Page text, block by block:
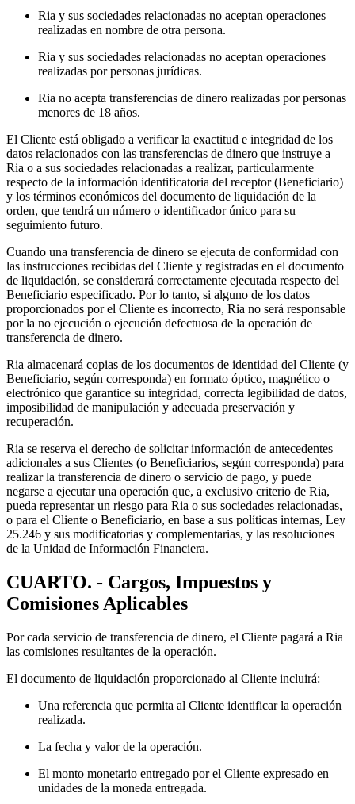
Ria y sus sociedades relacionadas no aceptan operaciones
realizadas en nombre de otra persona.
Ria y sus sociedades relacionadas no aceptan operaciones
realizadas por personas jurídicas.
Ria no acepta transferencias de dinero realizadas por personas
menores de 18 años.
El Cliente está obligado a verificar la exactitud e integridad de los
datos relacionados con las transferencias de dinero que instruye a
Ria o a sus sociedades relacionadas a realizar, particularmente
respecto de la información identificatoria del receptor (Beneficiario)
y los términos económicos del documento de liquidación de la
orden, que tendrá un número o identificador único para su
seguimiento futuro.
Cuando una transferencia de dinero se ejecuta de conformidad con
las instrucciones recibidas del Cliente y registradas en el documento
de liquidación, se considerará correctamente ejecutada respecto del
Beneficiario especificado. Por lo tanto, si alguno de los datos
proporcionados por el Cliente es incorrecto, Ria no será responsable
por la no ejecución o ejecución defectuosa de la operación de
transferencia de dinero.
Ria almacenará copias de los documentos de identidad del Cliente (y
Beneficiario, según corresponda) en formato óptico, magnético o
electrónico que garantice su integridad, correcta legibilidad de datos,
imposibilidad de manipulación y adecuada preservación y
recuperación.
Ria se reserva el derecho de solicitar información de antecedentes
adicionales a sus Clientes (o Beneficiarios, según corresponda) para
realizar la transferencia de dinero o servicio de pago, y puede
negarse a ejecutar una operación que, a exclusivo criterio de Ria,
pueda representar un riesgo para Ria o sus sociedades relacionadas,
o para el Cliente o Beneficiario, en base a sus políticas internas, Ley
25.246 y sus modificatorias y complementarias, y las resoluciones
de la Unidad de Información Financiera.
CUARTO. - Cargos, Impuestos y
Comisiones Aplicables
Por cada servicio de transferencia de dinero, el Cliente pagará a Ria
las comisiones resultantes de la operación.
El documento de liquidación proporcionado al Cliente incluirá:
Una referencia que permita al Cliente identificar la operación
realizada.
La fecha y valor de la operación.
El monto monetario entregado por el Cliente expresado en
unidades de la moneda entregada.